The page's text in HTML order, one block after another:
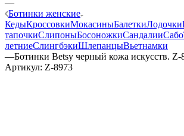
—
Ботинки женские
КедыКроссовкиМокасиныБалеткиЛодочки
тапочкиСлипоныБосоножкиСандалииСабо
летниеСлингбэкиШлепанцыВьетнамки
—Ботинки Betsy черный кожа искусств. Z-
Артикул: Z-8973